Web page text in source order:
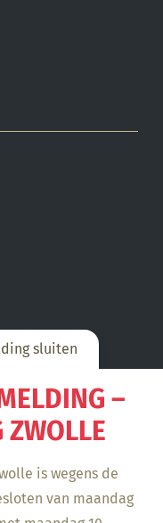
sluiten
–
ZWOLLE
is wegens de
van maandag